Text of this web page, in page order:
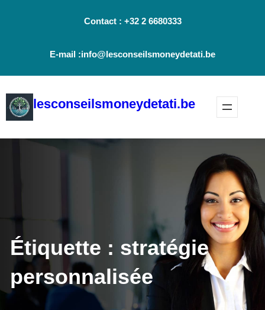
Contact : +32 2 6680333
E-mail :info@lesconseilsmoneydetati.be
lesconseilsmoneydetati.be
Étiquette : stratégie
personnalisée